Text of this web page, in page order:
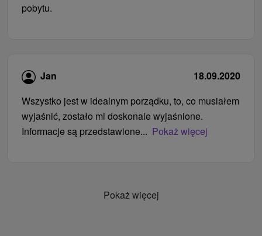
pobytu.
Jan
18.09.2020
Wszystko jest w idealnym porządku, to, co musiałem
wyjaśnić, zostało mi doskonale wyjaśnione.
Informacje są przedstawione... Pokaż więcej
Pokaż więcej